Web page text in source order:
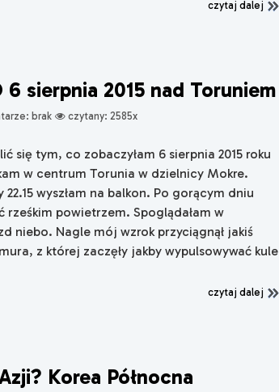
czytaj dalej
6 sierpnia 2015 nad Toruniem
brak czytany: 2585x
się tym, co zobaczyłam 6 sierpnia 2015 roku
w centrum Torunia w dzielnicy Mokre.
wyszłam na balkon. Po gorącym dniu
rześkim powietrzem. Spoglądałam w
niebo. Nagle mój wzrok przyciągnął jakiś
z której zaczęły jakby wypulsowywać kule
czytaj dalej
Korea Północna